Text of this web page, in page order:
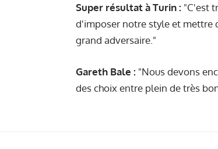
Super résultat à Turin : "C'est
d'imposer notre style et mettre
grand adversaire."
Gareth Bale : "Nous devons
des choix entre plein de très